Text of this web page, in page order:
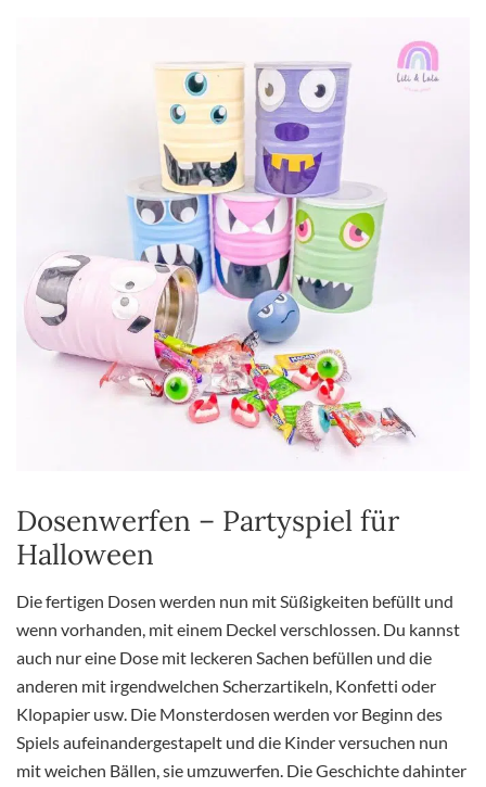
Dosenwerfen – Partyspiel für
Halloween
Die fertigen Dosen werden nun mit Süßigkeiten befüllt und
wenn vorhanden, mit einem Deckel verschlossen. Du kannst
auch nur eine Dose mit leckeren Sachen befüllen und die
anderen mit irgendwelchen Scherzartikeln, Konfetti oder
Klopapier usw. Die Monsterdosen werden vor Beginn des
Spiels aufeinandergestapelt und die Kinder versuchen nun
mit weichen Bällen, sie umzuwerfen. Die Geschichte dahinter